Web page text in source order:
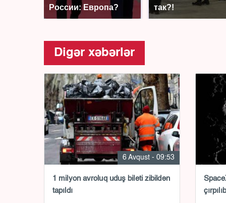
России: Европа?
так?!
Digər xəbərlər
6 Avqust - 09:53
1 milyon avroluq uduş bileti zibildən
tapıldı
çırpılıb